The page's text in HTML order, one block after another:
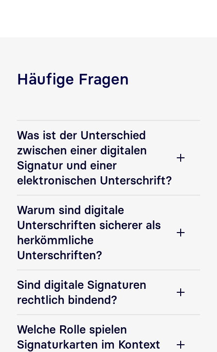
Häufige Fragen
Was ist der Unterschied
zwischen einer digitalen
Signatur und einer
elektronischen Unterschrift?
Warum sind digitale
Unterschriften sicherer als
herkömmliche
Unterschriften?
Sind digitale Signaturen
rechtlich bindend?
Welche Rolle spielen
Signaturkarten im Kontext